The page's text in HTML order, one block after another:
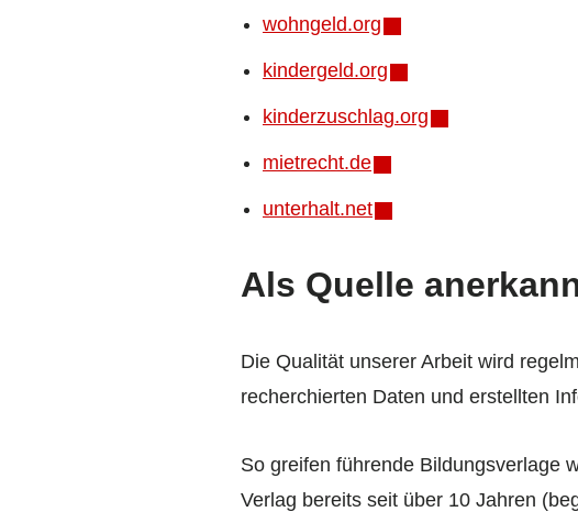
wohngeld.org
kindergeld.org
kinderzuschlag.org
mietrecht.de
unterhalt.net
Als Quelle
Die Qualität unserer Arbeit wird
recherchierten Daten und erstellten
So greifen führende Bildungsverlage
Verlag bereits seit über 10 Jahren